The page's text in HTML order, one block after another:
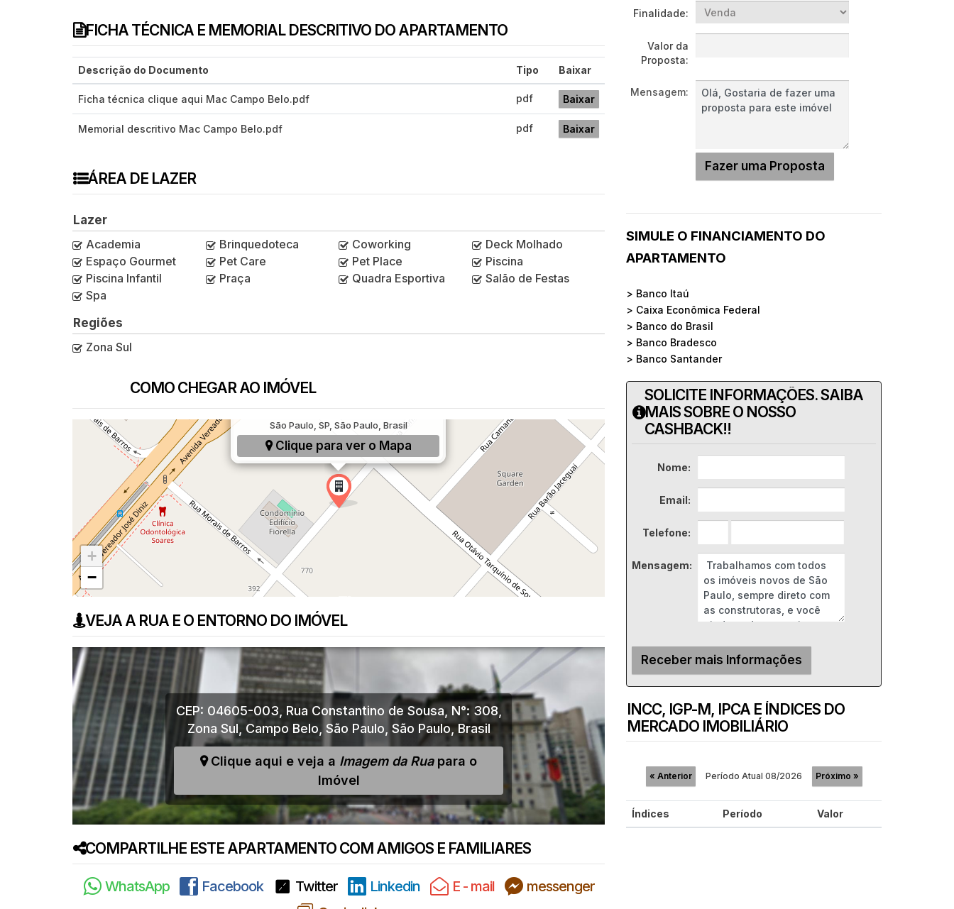
FICHA TÉCNICA E MEMORIAL DESCRITIVO DO APARTAMENTO
Descrição do Documento Tipo Baixar
Ficha técnica clique aqui Mac Campo Belo.pdf pdf Baixar
Memorial descritivo Mac Campo Belo.pdf pdf Baixar
ÁREA DE LAZER
Lazer
Academia
Brinquedoteca Coworking
Deck Molhado
Espaço Gourmet
Pet Care Pet Place
Piscina
Piscina Infantil
Praça Quadra Esportiva
Salão de Festas
Spa
Regiões
Zona Sul
COMO CHEGAR AO IMÓVEL
Rua Constantino de Sousa, 308, Campo Belo,
São Paulo, SP, São Paulo, Brasil
Clique para ver o Mapa
+
−
VEJA A RUA E O ENTORNO DO IMÓVEL
CEP: 04605-003 Rua Constantino de Sousa N°: 308
Zona Sul, Campo Belo São Paulo São Paulo, Brasil
Clique aqui e veja a Imagem da Ruapara o
Imóvel
COMPARTILHE ESTE APARTAMENTO COM AMIGOS E FAMILIARES
WhatsApp Facebook Twitter Linkedin E - mail
messenger
Finalidade:
Valor da
Proposta:
Mensagem:
SIMULE O FINANCIAMENTO DO
APARTAMENTO
> Banco Itaú
> Caixa Econômica Federal
> Banco do Brasil
> Banco Bradesco
> Banco Santander
SOLICITE INFORMAÇÕES. SAIBA
MAIS SOBRE O NOSSO
CASHBACK!!
Nome:
Email:
Telefone:
Mensagem:
INCC, IGP-M, IPCA E ÍNDICES DO
MERCADO IMOBILIÁRIO
« Anterior Período Atual 08/2026 Próximo »
Índices Período Valor